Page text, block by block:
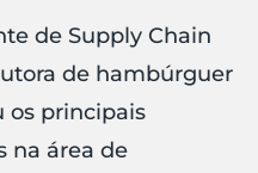
de Supply Chain
de hambúrguer
os principais
na área de